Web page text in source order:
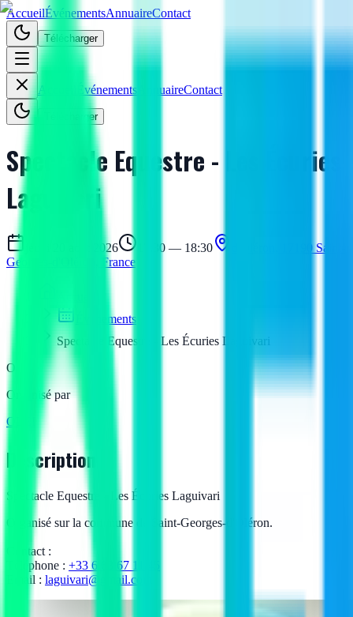
AccueilÉvénementsAnnuaireContact
Télécharger
Accueil Événements AnnuaireContact
Télécharger
Spectacle Equestre - Les Écuries
Laguivari
jeudi 20 août 2026 17:30 — 18:30
d'Oléron, 17190 Saint-
Georges-d'Oléron, France
Événements
Spectacle Equestre - Les Écuries Laguivari
O
Organisé par
OLEI
Description
Spectacle Equestre - Les Écuries Laguivari
Organisé sur la commune de Saint-Georges-d'Oléron.
Contact :
Téléphone : +33 6 63 67 11 45
Email : laguivari@gmail.com